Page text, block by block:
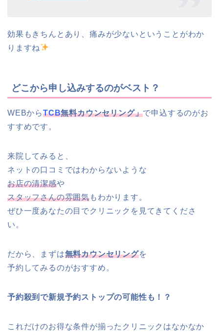
効果もきちんとあり、痛みが少ないということがわか
りますね
どこから申し込みするのがベスト？
WEBからTCB無料カウンセリング」で申込するのがお
すすめです。
来院してみると、
ネットの口コミではわからないような
お店の清潔感や
スタッフさんの雰囲気もわかります。
ぜひ一度あなたの目でクリニックを見てきてくださ
い。
だから、まずは無料カウンセリングを
予約してみるのがおすすめ。
予約殺到で新規予約ストップの可能性も！？
これだけのお得な条件が揃ったクリニックはなかなか